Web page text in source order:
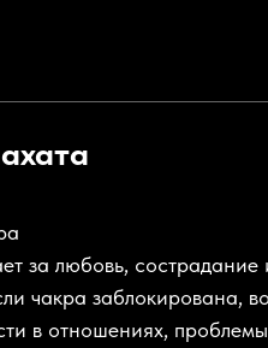
за любовь,
чакра заблокирована,
в отношениях,